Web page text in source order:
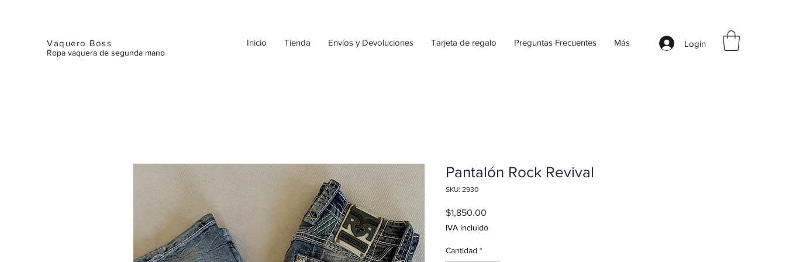
Vaquero Boss
Ropa vaquera de segunda mano
Inicio Tienda Envíos y Devoluciones Tarjeta de regalo Preguntas Frecuentes Más Login
Pantalón Rock Revival
SKU: 2930
$1,850.00
IVA incluido
Cantidad *